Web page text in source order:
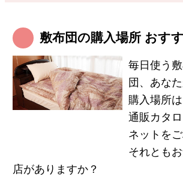
敷布団の購入場所 おす
毎日使う
団、あな
購入場所
通販カタ
ネットを
それとも
店がありますか？